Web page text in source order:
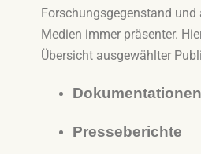
Forschungsgegenstand und
Medien immer präsenter.
Übersicht ausgewählter
Dokumentationen
Presseberichte